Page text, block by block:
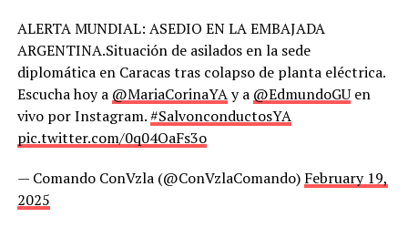
ALERTA MUNDIAL: ASEDIO EN LA EMBAJADA
ARGENTINA.Situación de asilados en la sede
diplomática en Caracas tras colapso de planta eléctrica.
Escucha hoy a @MariaCorinaYAy a @EdmundoGUen
vivo por Instagram.#SalvonconductosYA
pic.twitter.com/0q04OaFs3o
— Comando ConVzla (@ConVzlaComando) February 19,
2025